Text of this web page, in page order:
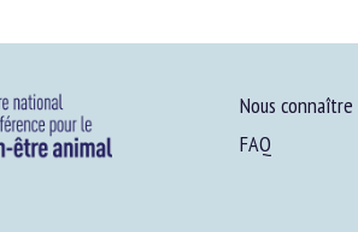
Nous connaître
FAQ